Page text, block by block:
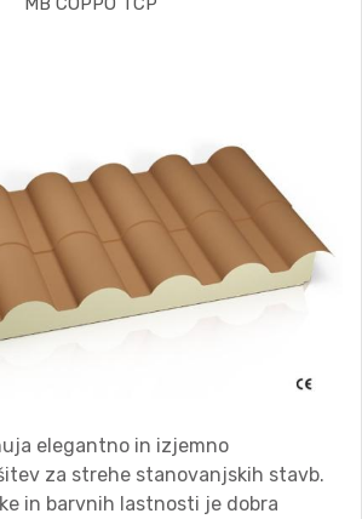
elegantno in izjemno
za strehe stanovanjskih stavb.
in barvnih lastnosti je dobra